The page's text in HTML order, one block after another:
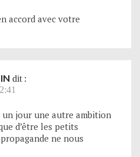
accord avec votre
dit :
un jour une autre ambition
d’être les petits
ne nous